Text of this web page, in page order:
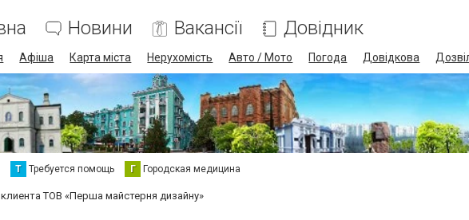
Новини Вакансії Довідник
Афіша Карта міста Нерухомість Авто / Мото Погода Довідкова
Т Требуется помощь Г Городская медицина
ТОВ «Перша майстерня дизайну»